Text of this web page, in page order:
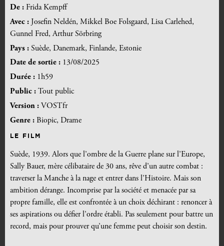
De : Frida Kempff
Avec : Josefin Neldén, Mikkel Boe Folsgaard, Lisa Carlehed,
Gunnel Fred, Arthur Sörbring
Pays : Suède, Danemark, Finlande, Estonie
Date de sortie : 13/08/2025
Durée : 1h59
Public : Tout public
Version : VOSTfr
Genre : Biopic, Drame
LE FILM
Suède, 1939. Alors que l’ombre de la Guerre plane sur l’Europe,
Sally Bauer, mère célibataire de 30 ans, rêve d’un autre combat :
traverser la Manche à la nage et entrer dans l’Histoire. Mais son
ambition dérange. Incomprise par la société et menacée par sa
propre famille, elle est confrontée à un choix déchirant : renoncer à
ses aspirations ou défier l’ordre établi. Pas seulement pour battre un
record, mais pour prouver qu’une femme peut choisir son destin.